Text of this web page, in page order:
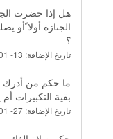
هل إذا حضرت
الجنازة أولا ًأو
؟
تاريخ الإضافة: 13- 01- 1434
ما حكم من أدرك
بقية التكبيرات
تاريخ الإضافة: 27- 01- 1434